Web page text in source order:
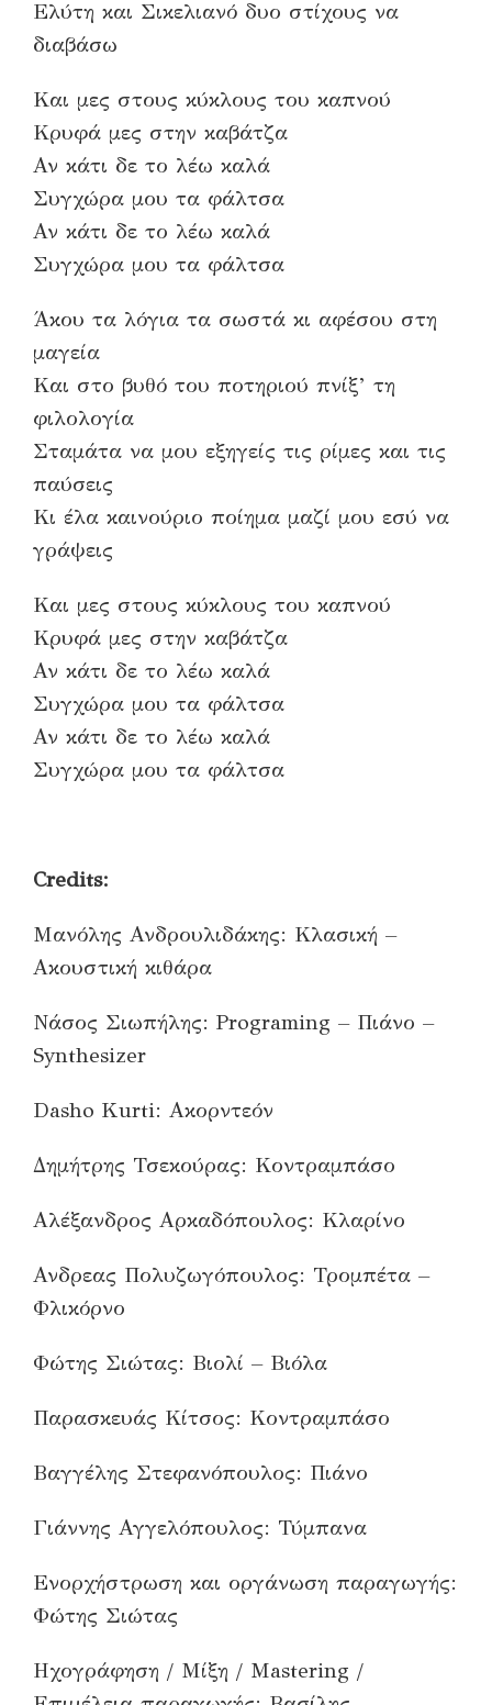
Ελύτη και Σικελιανό δυο στίχους να
διαβάσω
Και μες στους κύκλους του καπνού
Κρυφά μες στην καβάτζα
Αν κάτι δε το λέω καλά
Συγχώρα μου τα φάλτσα
Αν κάτι δε το λέω καλά
Συγχώρα μου τα φάλτσα
Άκου τα λόγια τα σωστά κι αφέσου στη
μαγεία
Και στο βυθό του ποτηριού πνίξ’ τη
φιλολογία
Σταμάτα να μου εξηγείς τις ρίμες και τις
παύσεις
Κι έλα καινούριο ποίημα μαζί μου εσύ να
γράψεις
Και μες στους κύκλους του καπνού
Κρυφά μες στην καβάτζα
Αν κάτι δε το λέω καλά
Συγχώρα μου τα φάλτσα
Αν κάτι δε το λέω καλά
Συγχώρα μου τα φάλτσα
Credits:
Μανόλης Ανδρουλιδάκης: Κλασική –
Ακουστική κιθάρα
Νάσος Σιωπήλης: Programing – Πιάνο –
Synthesizer
Dasho Kurti: Ακορντεόν
Δημήτρης Τσεκούρας: Κοντραμπάσο
Αλέξανδρος Αρκαδόπουλος: Κλαρίνο
Ανδρεας Πολυζωγόπουλος: Τρομπέτα –
Φλικόρνο
Φώτης Σιώτας: Βιολί – Βιόλα
Παρασκευάς Κίτσος: Κοντραμπάσο
Βαγγέλης Στεφανόπουλος: Πιάνο
Γιάννης Αγγελόπουλος: Τύμπανα
Ενορχήστρωση και οργάνωση παραγωγής:
Φώτης Σιώτας
Ηχογράφηση / Μίξη / Mastering /